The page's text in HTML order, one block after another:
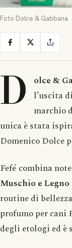
Foto Dolce & Gabbana
D olce &
l’uscita di
marchio
unica è stata
Domenico Dolce
Fefé combina
Muschio e
routine di
profumo per cani
degli etologi ed è